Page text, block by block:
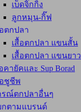
เบ็ดจิ๊กกิ้ง
ลูกหมุน-กิ๊ฟ
ตกปลา
เสื้อตกปลา แขนสั้น
เสื้อตกปลา แขนยาว
คายัคและ Sup Borad
ชูชีพ
รณ์ตกปลาอื่นๆ
ตามแบรนด์